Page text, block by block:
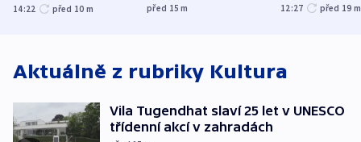
14:22 před 10 m před 15m 12:27 před 19 m
Aktuálně z rubriky Kultura
Vila Tugendhat slaví 25 let v UNESCO
třídenní akcí v zahradách